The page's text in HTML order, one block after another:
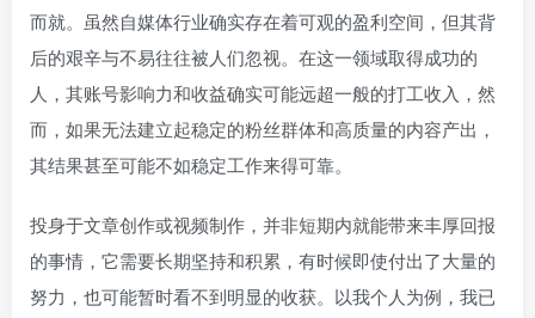
而就。虽然自媒体行业确实存在着可观的盈利空间，但其背
后的艰辛与不易往往被人们忽视。在这一领域取得成功的
人，其账号影响力和收益确实可能远超一般的打工收入，然
而，如果无法建立起稳定的粉丝群体和高质量的内容产出，
其结果甚至可能不如稳定工作来得可靠。
投身于文章创作或视频制作，并非短期内就能带来丰厚回报
的事情，它需要长期坚持和积累，有时候即使付出了大量的
努力，也可能暂时看不到明显的收获。以我个人为例，我已